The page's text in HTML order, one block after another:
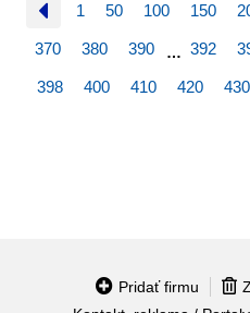
1 50 100 150
370 380 390 … 392
398 400 410 420 430
Pridať firmu